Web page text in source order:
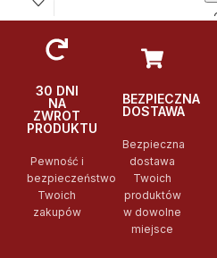
30 DNI
NA
ZWROT
PRODUKTU
Pewność i
bezpieczeństwo
Twoich
zakupów
BEZPIECZNA
DOSTAWA
Bezpieczna
dostawa
Twoich
produktów
w dowolne
miejsce